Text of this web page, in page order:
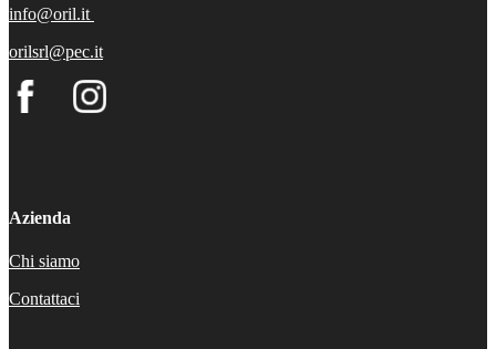
info@oril.it
orilsrl@pec.it
Azienda
Chi siamo
Contattaci